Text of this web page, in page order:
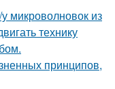
микроволновок из
технику
принципов,